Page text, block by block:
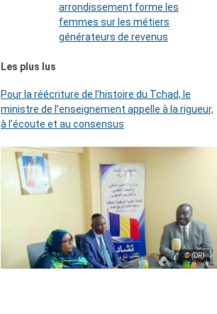
arrondissement forme les
femmes sur les métiers
générateurs de revenus
Les plus lus
Pour la réécriture de l’histoire du Tchad, le
ministre de l’enseignement appelle à la rigueur,
à l’écoute et au consensus
© (DR)